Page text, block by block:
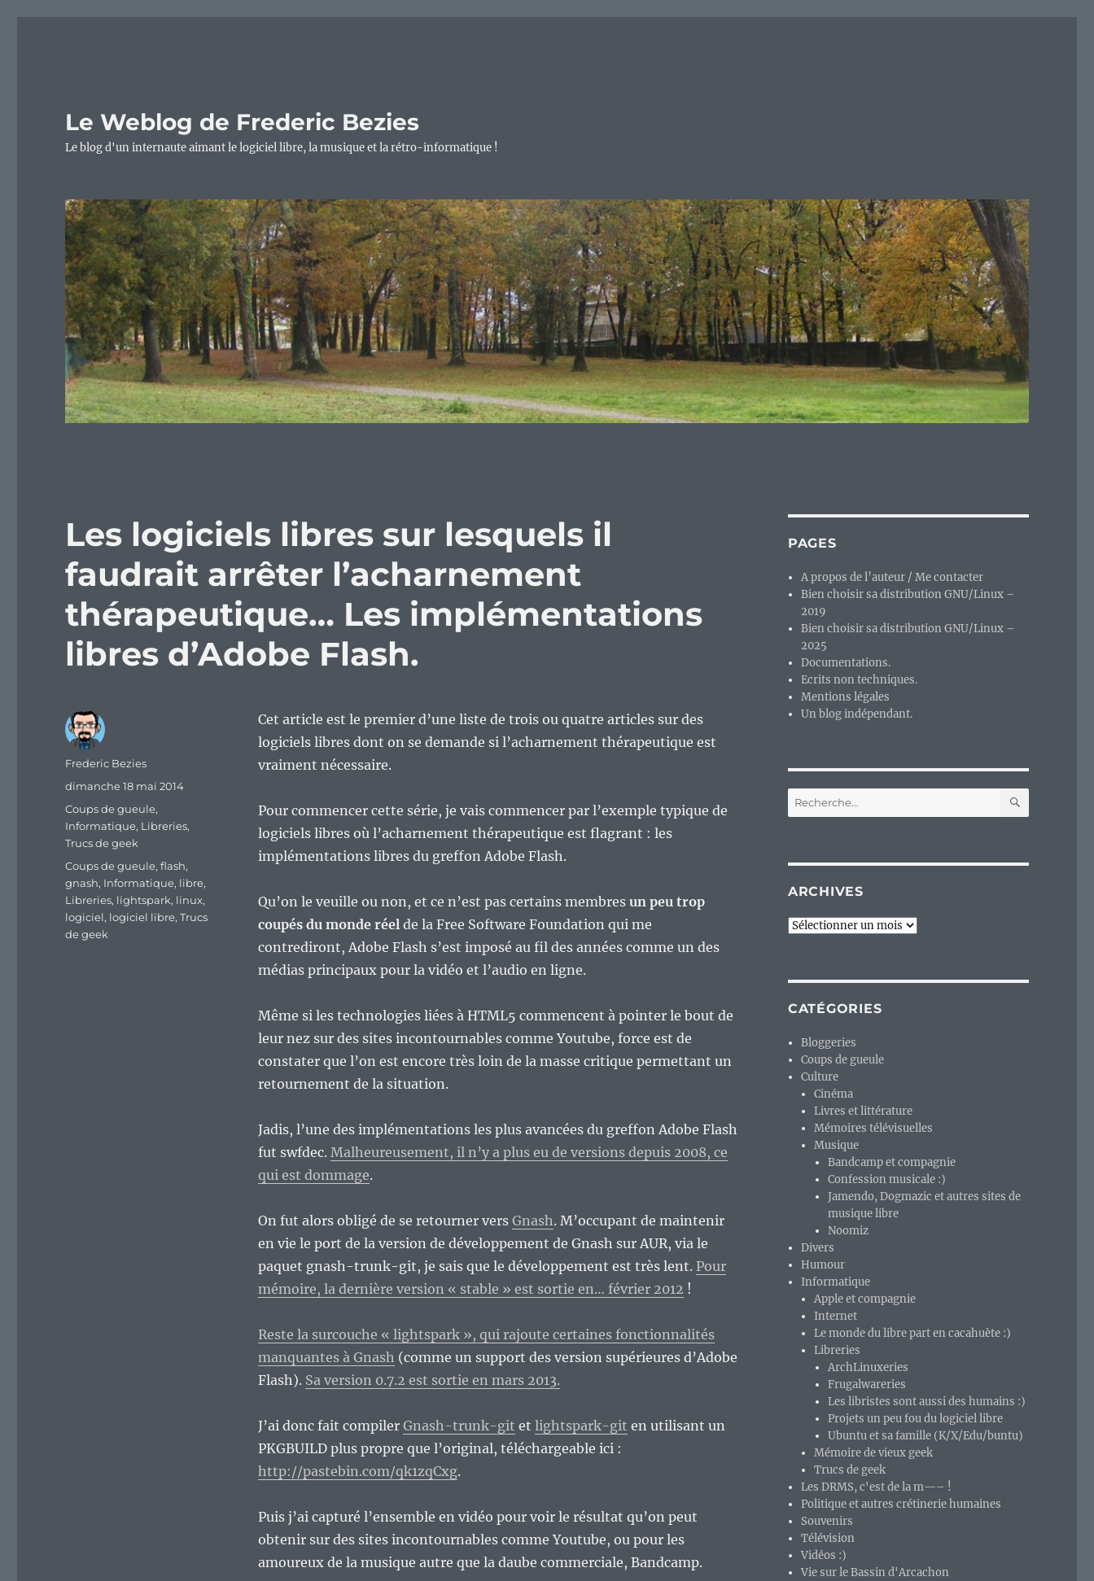
Le Weblog de Frederic Bezies
Le blog d'un internaute aimant le logiciel libre, la musique et la rétro-informatique !
Les logiciels libres sur lesquels il
faudrait arrêter l’acharnement
thérapeutique… Les implémentations
libres d’Adobe Flash.
Cet article est le premier d’une liste de trois ou quatre articles sur des
logiciels libres dont on se demande si l’acharnement thérapeutique est
vraiment nécessaire.
Pour commencer cette série, je vais commencer par l’exemple typique de
logiciels libres où l’acharnement thérapeutique est flagrant : les
implémentations libres du greffon Adobe Flash.
Qu’on le veuille ou non, et ce n’est pas certains membres un peu trop
coupés du monde réelde la Free Software Foundation qui me
contrediront, Adobe Flash s’est imposé au fil des années comme un des
médias principaux pour la vidéo et l’audio en ligne.
Même si les technologies liées à HTML5 commencent à pointer le bout de
leur nez sur des sites incontournables comme Youtube, force est de
constater que l’on est encore très loin de la masse critique permettant un
retournement de la situation.
Jadis, l’une des implémentations les plus avancées du greffon Adobe Flash
fut swfdec. Malheureusement, il n’y a plus eu de versions depuis 2008, ce
qui est dommage.
On fut alors obligé de se retourner vers Gnash. M’occupant de maintenir
en vie le port de la version de développement de Gnash sur AUR, via le
paquet gnash-trunk-git, je sais que le développement est très lent. Pour
mémoire, la dernière version « stable » est sortie en… février 2012 !
Reste la surcouche « lightspark », qui rajoute certaines fonctionnalités
manquantes à Gnash (comme un support des version supérieures d’Adobe
Flash). Sa version 0.7.2 est sortie en mars 2013.
J’ai donc fait compiler Gnash-trunk-git et lightspark-git en utilisant un
PKGBUILD plus propre que l’original, téléchargeable ici :
http://pastebin.com/qk1zqCxg.
Puis j’ai capturé l’ensemble en vidéo pour voir le résultat qu’on peut
obtenir sur des sites incontournables comme Youtube, ou pour les
amoureux de la musique autre que la daube commerciale, Bandcamp.
Auteur
Frederic Bezies
Publié
dimanche 18 mai 2014
Catégories
Coups de gueule,
Informatique, Libreries,
Trucs de geek
Étiquettes
Coups de gueule,flash,
gnash, Informatique, libre,
Libreries, lightspark, linux,
logiciel, logiciel libre,Trucs
de geek
PAGES
A propos de l’auteur / Me contacter
Bien choisir sa distribution GNU/Linux –
2019
Bien choisir sa distribution GNU/Linux –
2025
Documentations.
Ecrits non techniques.
Mentions légales
Un blog indépendant.
Recherche
pour :
ARCHIVES
Archives
CATÉGORIES
Bloggeries
Coups de gueule
Culture
Cinéma
Livres et littérature
Mémoires télévisuelles
Musique
Bandcamp et compagnie
Confession musicale :)
Jamendo, Dogmazic et autres sites de
musique libre
Noomiz
Divers
Humour
Informatique
Apple et compagnie
Internet
Le monde du libre part en cacahuète :)
Libreries
ArchLinuxeries
Frugalwareries
Les libristes sont aussi des humains :)
Projets un peu fou du logiciel libre
Ubuntu et sa famille (K/X/Edu/buntu)
Mémoire de vieux geek
Trucs de geek
Les DRMS, c'est de la m—– !
Politique et autres crétinerie humaines
Souvenirs
Télévision
Vidéos :)
Vie sur le Bassin d'Arcachon